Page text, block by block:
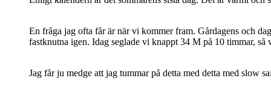
En fråga jag ofta får är när vi kommer fram. Gårdagens och
fastknutna igen. Idag seglade vi knappt 34 M på 10 timmar,
Jag får ju medge att jag tummar på detta med detta med